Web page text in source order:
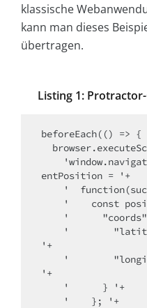
klassische
kann man dieses
übertragen.
Listing 1:
beforeEach(() => {
entPosition = '+
'+
'+